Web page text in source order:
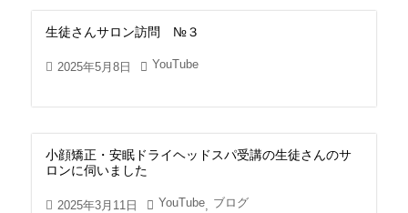
生徒さんサロン訪問 №３
2025年5月8日 YouTube
小顔矯正・安眠ドライヘッドスパ受講の生徒さんのサ
ロンに伺いました
2025年3月11日 YouTube ブログ